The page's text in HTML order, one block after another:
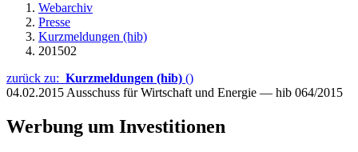
Webarchiv
Presse
Kurzmeldungen (hib)
201502
zurück zu: Kurzmeldungen (hib) ()
04.02.2015 Ausschuss für Wirtschaft und Energie — hib 064/2015
Werbung um Investitionen